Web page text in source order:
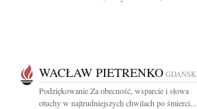
WACŁAW PIETRENKO GDAŃSK
Podziękowanie Za obecność, wsparcie i słowa
otuchy w najtrudniejszych chwilach po śmierci...